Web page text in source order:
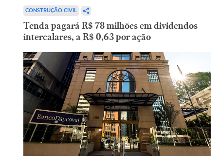
CONSTRUÇÃO CIVIL
Tenda pagará R$ 78 milhões em dividendos
intercalares, a R$ 0,63 por ação